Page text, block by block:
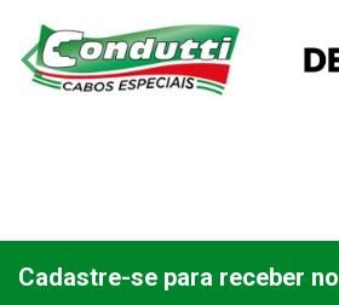
Cadastre-se para receber